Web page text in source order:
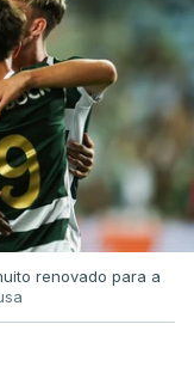
renovado para a